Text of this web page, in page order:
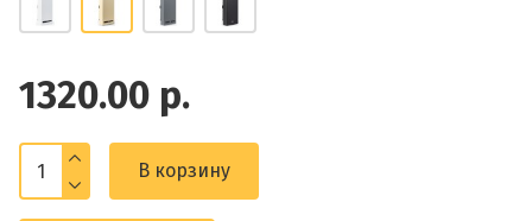
1320.00 р.
В корзину